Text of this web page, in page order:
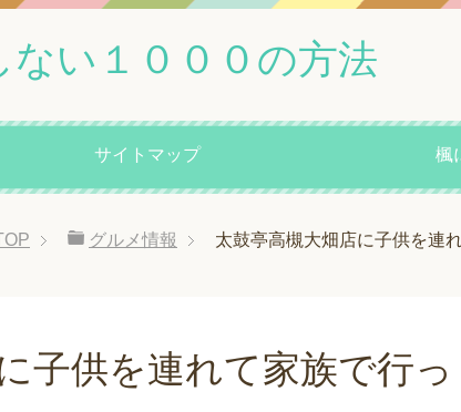
い１０００の方法
サイトマップ 楓
グルメ情報 太鼓亭高槻大畑店に子供を連
子供を連れて家族で行っ